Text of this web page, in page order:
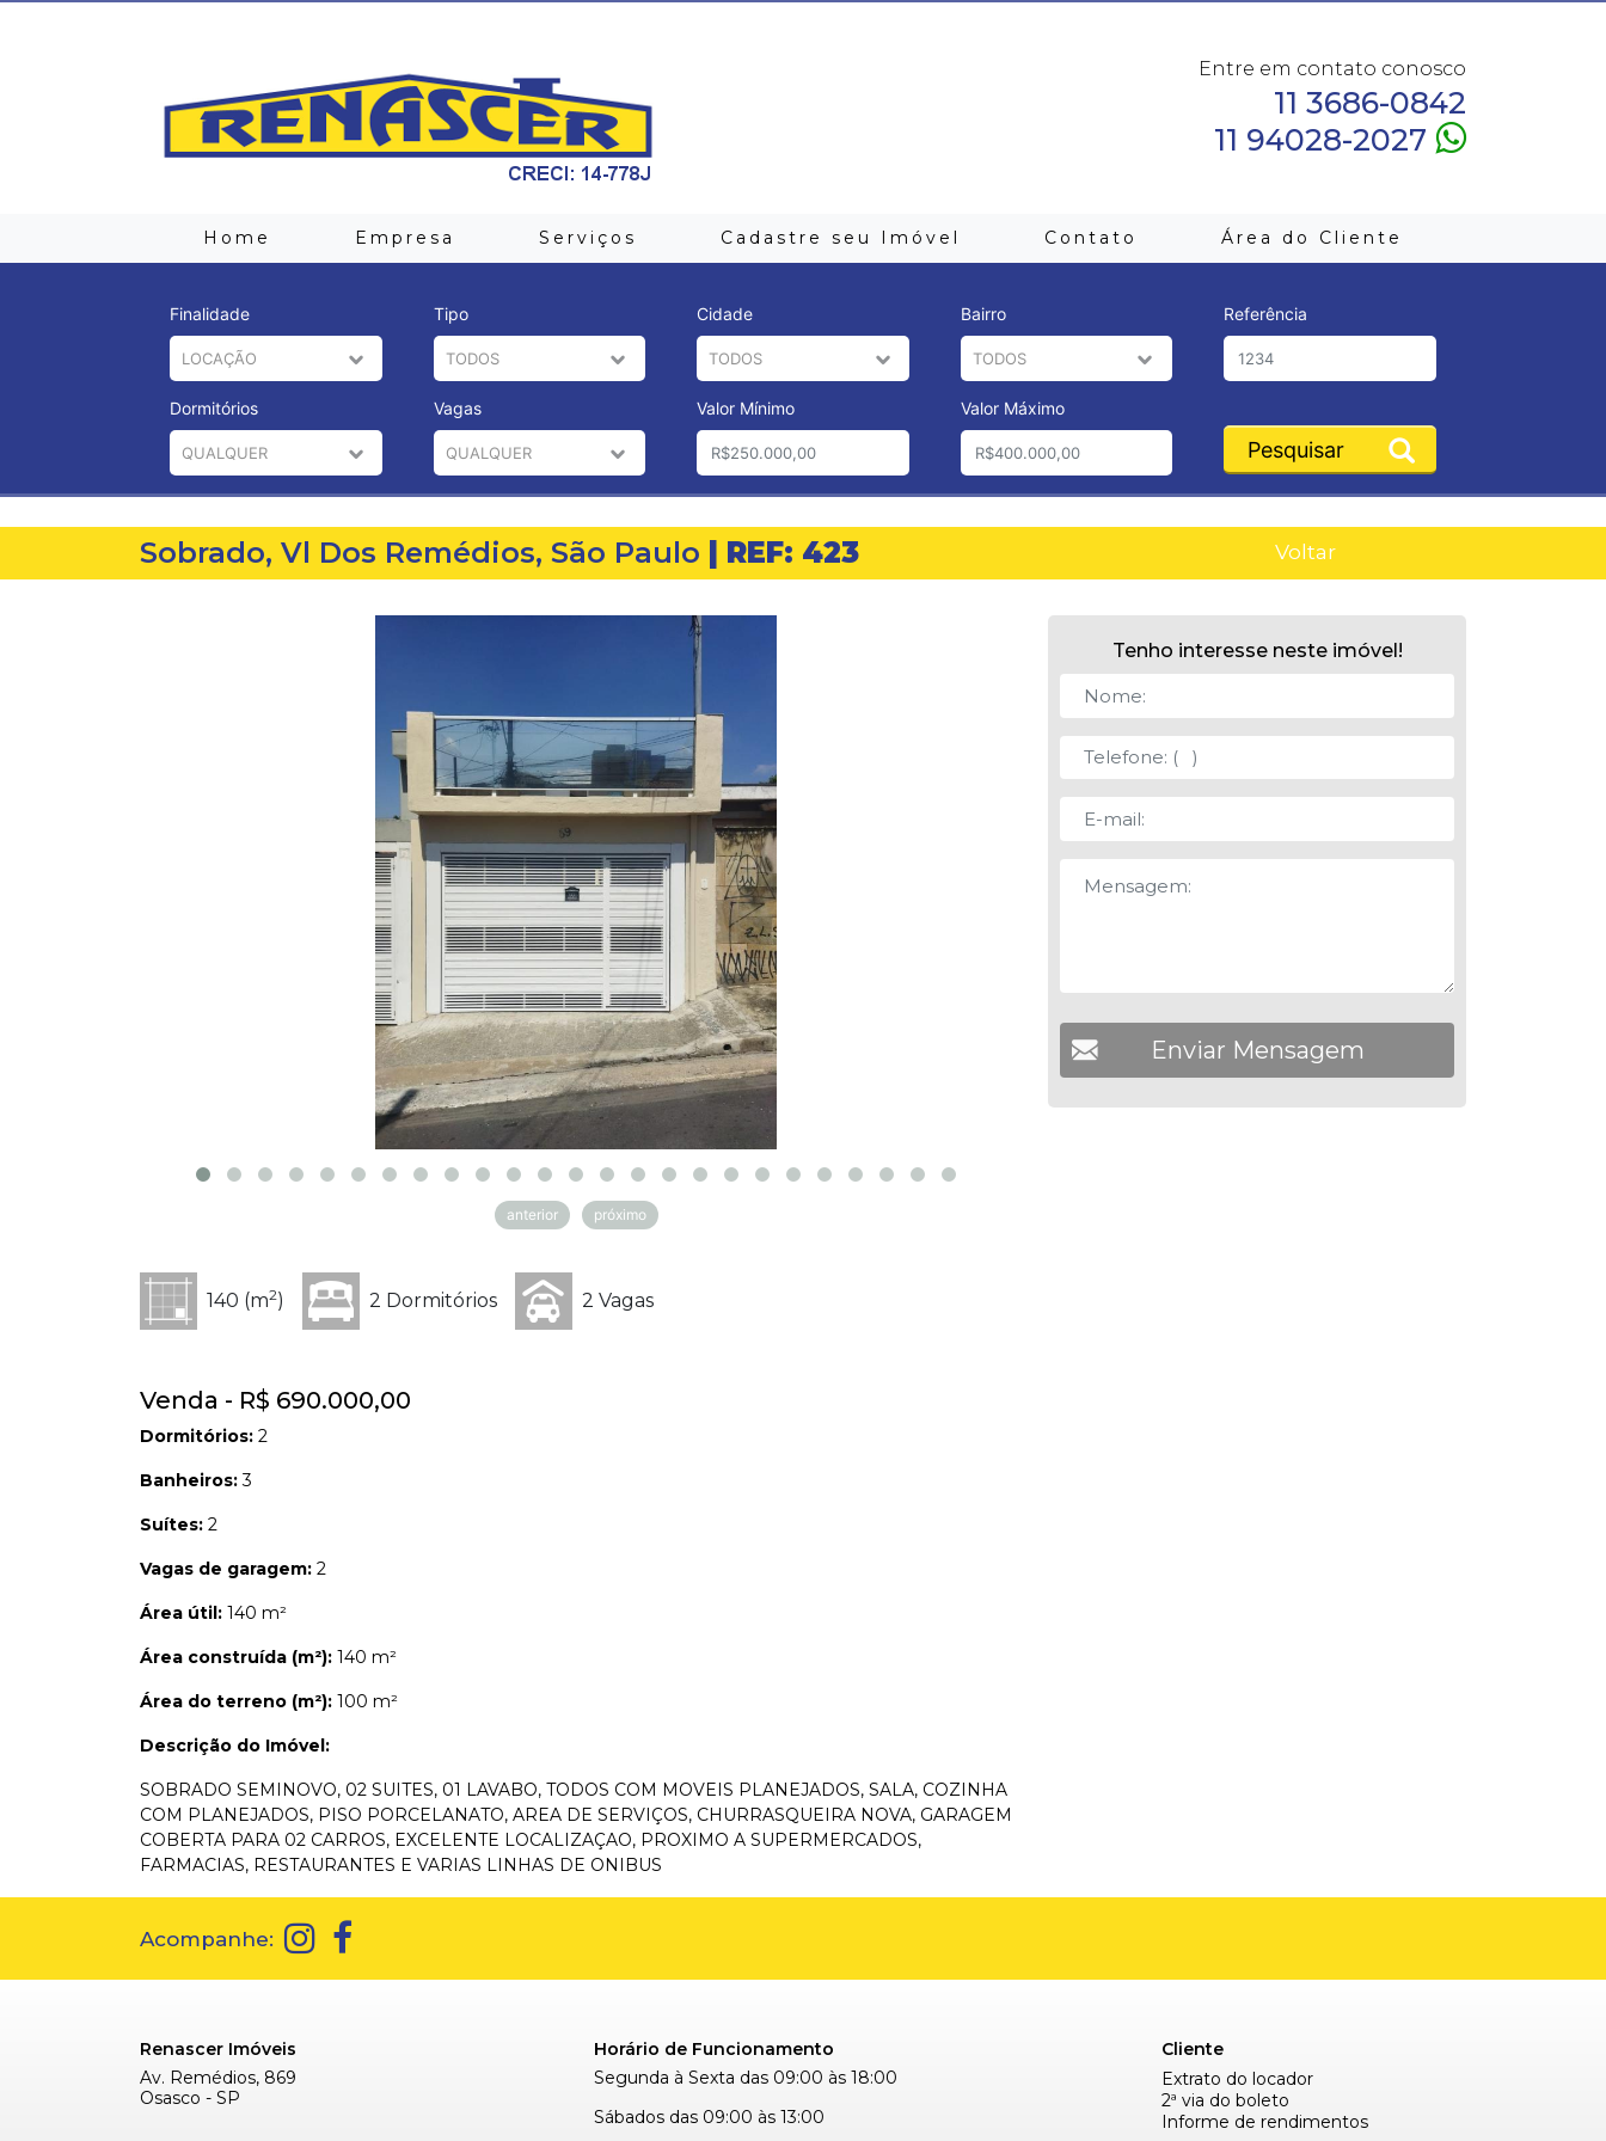
Entre em contato conosco
11 3686-0842
11 94028-2027
Home Empresa Serviços Cadastre seu Imóvel Contato Área do Cliente
Finalidade Tipo Cidade Bairro Referência
Dormitórios Vagas Valor Mínimo Valor Máximo
Sobrado, Vl Dos Remédios, São Paulo | REF: 423 Voltar
anterior próximo
140 (m2) 2 Dormitórios 2 Vagas
Venda - R$ 690.000,00
Dormitórios: 2
Banheiros:3
Suítes: 2
Vagas de garagem: 2
Área útil: 140 m²
Área construída (m²): 140 m²
Área do terreno (m²): 100 m²
Descrição do Imóvel:
SOBRADO SEMINOVO, 02 SUITES, 01 LAVABO, TODOS COM MOVEIS PLANEJADOS, SALA, COZINHA
COM PLANEJADOS, PISO PORCELANATO, AREA DE SERVIÇOS, CHURRASQUEIRA NOVA, GARAGEM
COBERTA PARA 02 CARROS, EXCELENTE LOCALIZAÇAO, PROXIMO A SUPERMERCADOS,
FARMACIAS, RESTAURANTES E VARIAS LINHAS DE ONIBUS
Tenho interesse neste imóvel!
Acompanhe:
Renascer Imóveis
Av. Remédios, 869
Osasco - SP
Horário de Funcionamento
Segunda à Sexta das 09:00 às 18:00
Sábados das 09:00 às 13:00
Cliente
Extrato do locador
2ª via do boleto
Informe de rendimentos